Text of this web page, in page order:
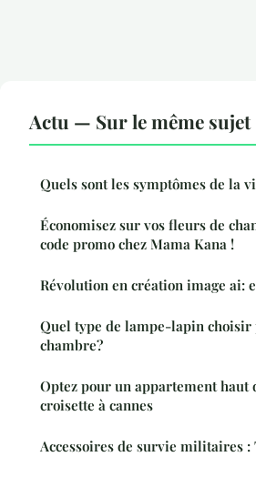
Actu — Sur le même sujet
Quels sont les symptômes de la
Économisez sur vos fleurs de
code promo chez Mama Kana !
Révolution en création image ai:
Quel type de lampe-lapin choisir
chambre?
Optez pour un appartement haut
croisette à cannes
Accessoires de survie militaires :